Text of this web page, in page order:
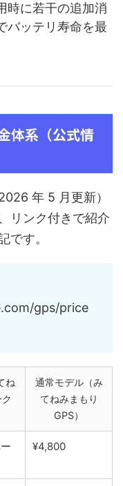
時に若干の追加消
バッテリ寿命を最
体系（公式情
年 5 月更新）
リンク付きで紹介
です。
gps/price
ね
通常モデル（み
てねみまもり
GPS）
¥4,800